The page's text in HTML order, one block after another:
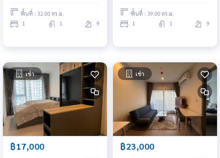
พื้นที่ : 32.00 ตร.ม.
1 1 9
พื้นที่ : 39.00 ตร.ม.
1 1 9
เช่า
฿17,000
เช่า
฿23,000